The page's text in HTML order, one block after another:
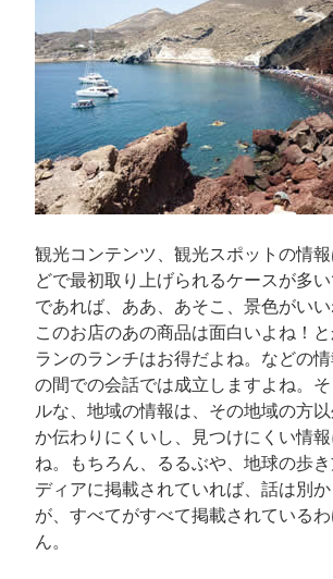
観光コンテンツ、観光スポットの情
どで最初取り上げられるケースが多
であれば、ああ、あそこ、景色がい
このお店のあの商品は面白いよね！
ランのランチはお得だよね。などの
の間での会話では成立しますよね。
ルな、地域の情報は、その地域の方
か伝わりにくいし、見つけにくい情
ね。もちろん、るるぶや、地球の歩
ディアに掲載されていれば、話は別
が、すべてがすべて掲載されている
ん。